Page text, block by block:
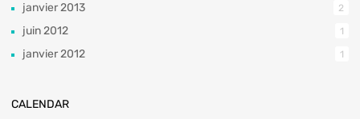
janvier 2013 2
juin 2012 1
janvier 2012 1
CALENDAR